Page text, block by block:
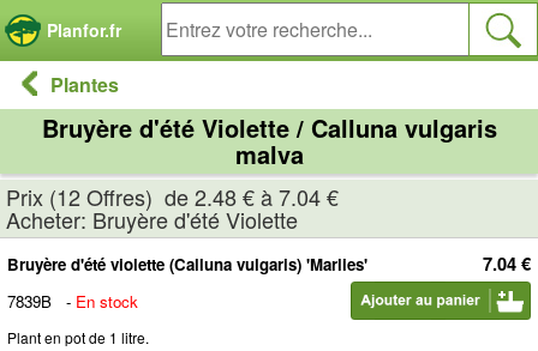
Planfor.fr
Plantes
Bruyère d'été Violette / Calluna vulgaris
malva
Prix (12 Offres) de 2.48 € à 7.04 €
Acheter: Bruyère d'été Violette
7.04 €
Bruyère d'été violette (Calluna vulgaris) 'Marlies'
7839B
- En stock
Plant en pot de 1 litre.
Panneau de gestion des cookies